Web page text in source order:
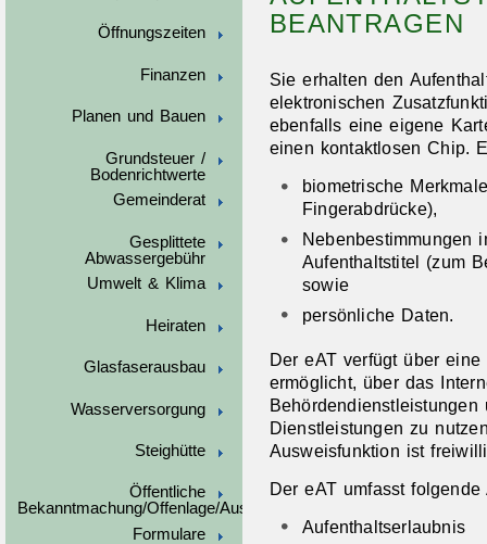
Öffnungszeiten
Finanzen
Planen und Bauen
Grundsteuer /
Bodenrichtwerte
Gemeinderat
Gesplittete
Abwassergebühr
Umwelt & Klima
Heiraten
Glasfaserausbau
Wasserversorgung
Steighütte
Öffentliche
Bekanntmachung/Offenlage/Ausschreibungen
Formulare
BEANTRAGEN
Sie erhalten den
elektronischen
ebenfalls eine eigene
einen kontaktlosen Chip.
biometrische
Fingerabdrücke),
Nebenbestimmungen
Aufenthaltstitel (zum
sowie
persönliche Daten.
Der eAT verfügt über
ermöglicht, über das
Dienstleistungen zu
Ausweisfunktion ist
Der eAT umfasst folgende
Aufenthaltserlaubnis